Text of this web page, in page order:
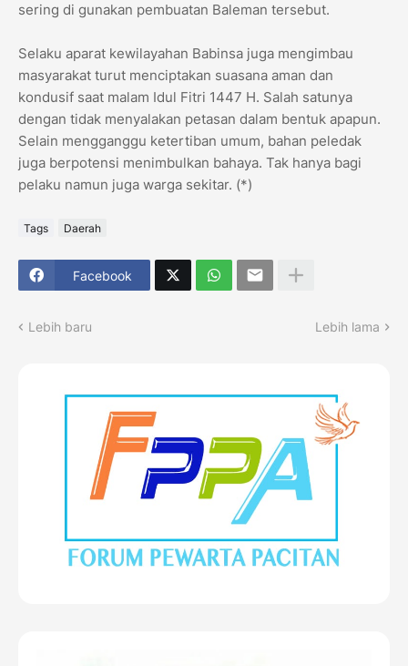
sering di gunakan pembuatan Baleman tersebut.
Selaku aparat kewilayahan Babinsa juga mengimbau
masyarakat turut menciptakan suasana aman dan
kondusif saat malam Idul Fitri 1447 H. Salah satunya
dengan tidak menyalakan petasan dalam bentuk apapun.
Selain mengganggu ketertiban umum, bahan peledak
juga berpotensi menimbulkan bahaya. Tak hanya bagi
pelaku namun juga warga sekitar. (*)
Tags Daerah
Facebook
Lebih baru Lebih lama